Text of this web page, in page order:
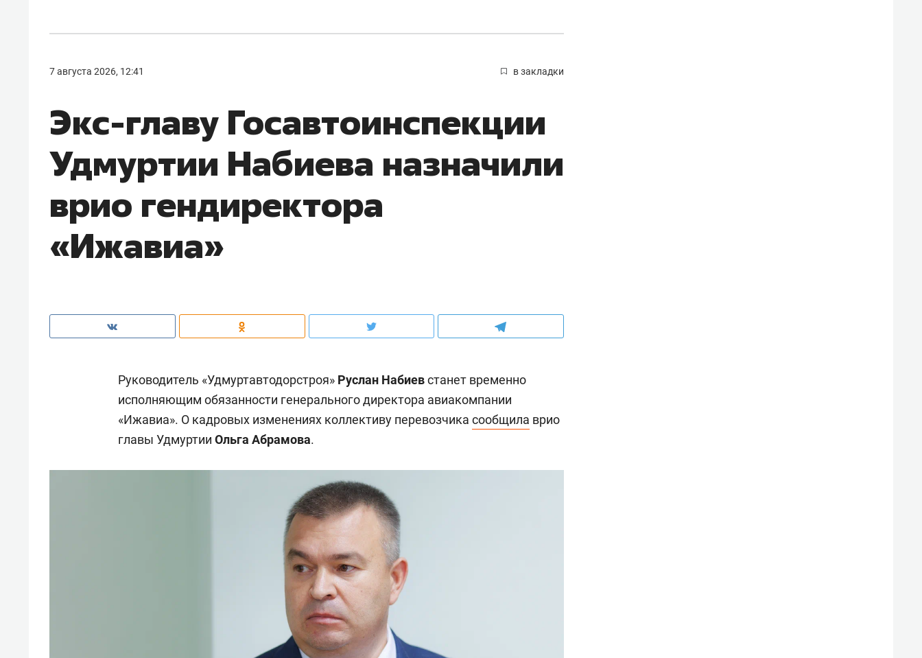
7 августа 2026, 12:41 в закладки
Экс-главу Госавтоинспекции
Удмуртии Набиева назначили
врио гендиректора
«Ижавиа»
Руководитель «Удмуртавтодорстроя» Руслан Набиевстанет временно
исполняющим обязанности генерального директора авиакомпании
«Ижавиа». О кадровых изменениях коллективу перевозчика сообщила врио
главы Удмуртии Ольга Абрамова.